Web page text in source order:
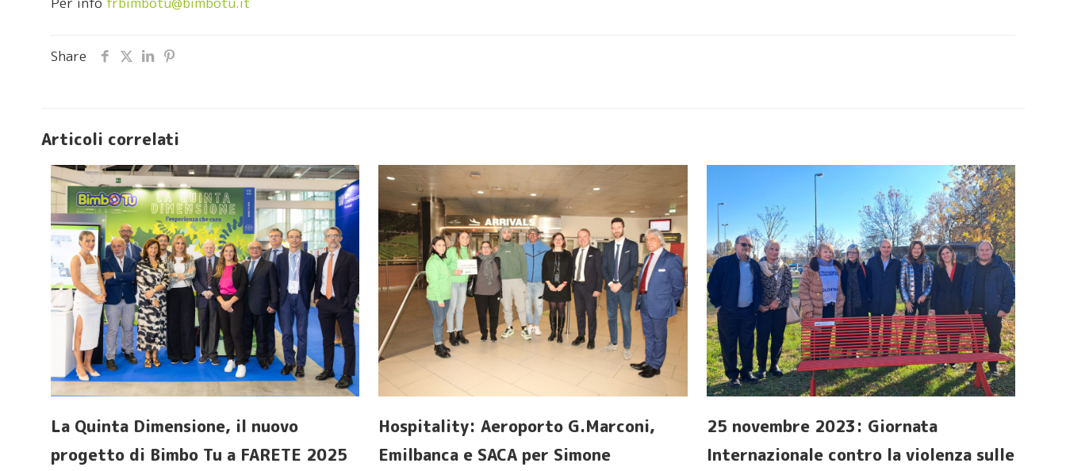
Share
Articoli correlati
La Quinta Dimensione, il nuovo
progetto di Bimbo Tu a FARETE 2025
Hospitality: Aeroporto G.Marconi,
Emilbanca e SACA per Simone
25 novembre 2023: Giornata
Internazionale contro la violenza sulle